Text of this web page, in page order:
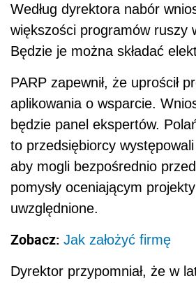
Według dyrektora nabór
większości programów ruszy
Będzie je można składać
PARP zapewnił, że uprościł
aplikowania o wsparcie.
będzie panel ekspertów.
to przedsiębiorcy
aby mogli bezpośrednio
pomysły oceniającym
uwzględnione.
Zobacz: Jak założyć firmę
Dyrektor przypomniał, że w